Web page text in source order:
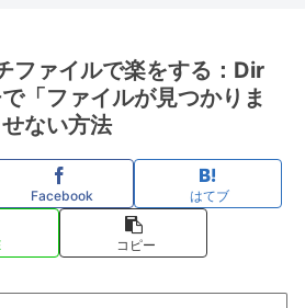
ファイルで楽をする：Dir
「ファイルが見つかりま
ない方法
Facebook はてブ
コピー